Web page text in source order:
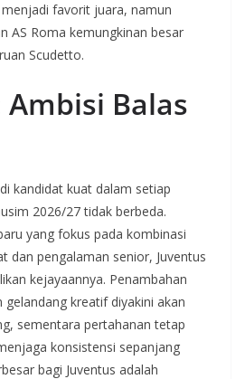
favorit juara, namun
AS Roma kemungkinan besar
Scudetto.
Ambisi Balas
kandidat kuat dalam setiap
2026/27 tidak berbeda.
yang fokus pada kombinasi
dan pengalaman senior, Juventus
kejayaannya. Penambahan
gelandang kreatif diyakini akan
sementara pertahanan tetap
konsistensi sepanjang
bagi Juventus adalah